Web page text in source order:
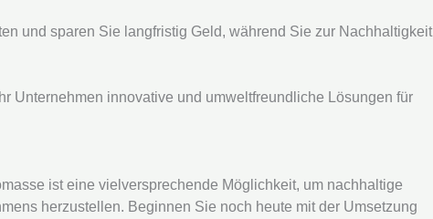
und sparen Sie langfristig Geld, während Sie zur Nachhaltigkeit
Unternehmen innovative und umweltfreundliche Lösungen für
ist eine vielversprechende Möglichkeit, um nachhaltige
herzustellen. Beginnen Sie noch heute mit der Umsetzung